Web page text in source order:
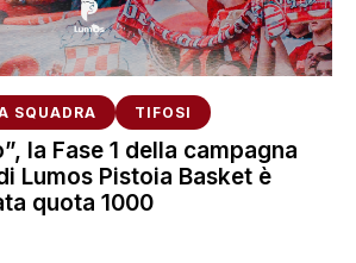
SQUADRA TIFOSI
la Fase 1 della campagna
Lumos Pistoia Basket è
quota 1000